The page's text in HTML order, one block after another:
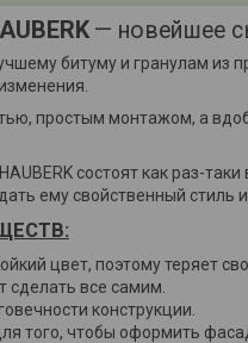
— новейшее
битуму и гранулам
простым монтажом, а
состоят как раз-
ему свойственный стиль
цвет, поэтому теряет
сделать все самим.
конструкции.
того, чтобы оформить